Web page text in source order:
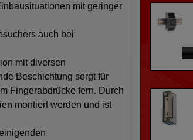
mit geringer
auch bei
mit diversen
Beschichtung sorgt für
Fingerabdrücke fern. Durch
montiert werden und ist